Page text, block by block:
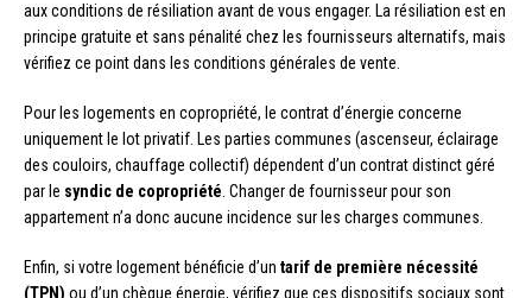
aux conditions de résiliation avant de vous engager. La résiliation est en
principe gratuite et sans pénalité chez les fournisseurs alternatifs, mais
vérifiez ce point dans les conditions générales de vente.
Pour les logements en copropriété, le contrat d’énergie concerne
uniquement le lot privatif. Les parties communes (ascenseur, éclairage
des couloirs, chauffage collectif) dépendent d’un contrat distinct géré
par le syndic de copropriété. Changer de fournisseur pour son
appartement n’a donc aucune incidence sur les charges communes.
Enfin, si votre logement bénéficie d’un tarif de première nécessité
(TPN) ou d’un chèque énergie, vérifiez que ces dispositifs sociaux sont